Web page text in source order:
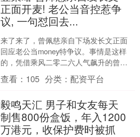
正面开麦! 老公当音控惹争
议, 一句怼回去...
来了来了，曾佩慈亲自下场发长文正面
回应老公当money特争议。事情是这样
的，凭借乘风二零二六人气飙升的曾佩
慈最近被部分网友质疑公司不分，原因
是她老公孙立恒频繁出....
查看： 105 分类：配资平台
毅鸣天汇 男子和女友每天
制售800份盒饭，年入1200
万港元，收保护费时被抓